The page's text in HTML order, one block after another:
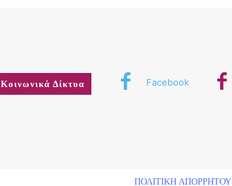
Κοινωνικά Δίκτυα Facebook
ΠΟΛΙΤΙΚΗ ΑΠΟΡΡΗΤΟΥ